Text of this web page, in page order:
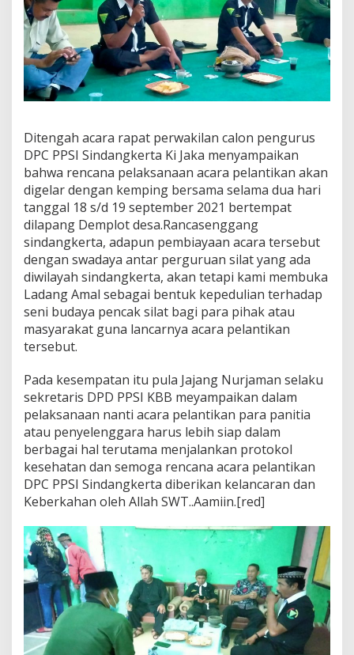
Ditengah acara rapat perwakilan calon pengurus
DPC PPSI Sindangkerta Ki Jaka menyampaikan
bahwa rencana pelaksanaan acara pelantikan akan
digelar dengan kemping bersama selama dua hari
tanggal 18 s/d 19 september 2021 bertempat
dilapang Demplot desa.Rancasenggang
sindangkerta, adapun pembiayaan acara tersebut
dengan swadaya antar perguruan silat yang ada
diwilayah sindangkerta, akan tetapi kami membuka
Ladang Amal sebagai bentuk kepedulian terhadap
seni budaya pencak silat bagi para pihak atau
masyarakat guna lancarnya acara pelantikan
tersebut.
Pada kesempatan itu pula Jajang Nurjaman selaku
sekretaris DPD PPSI KBB meyampaikan dalam
pelaksanaan nanti acara pelantikan para panitia
atau penyelenggara harus lebih siap dalam
berbagai hal terutama menjalankan protokol
kesehatan dan semoga rencana acara pelantikan
DPC PPSI Sindangkerta diberikan kelancaran dan
Keberkahan oleh Allah SWT..Aamiin.[red]